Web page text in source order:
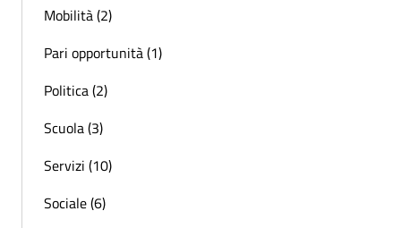
Mobilità (2)
Pari opportunità (1)
Politica (2)
Scuola (3)
Servizi (10)
Sociale (6)